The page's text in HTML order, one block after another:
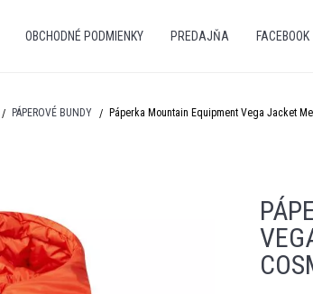
OBCHODNÉ PODMIENKY PREDAJŇA FACEBOOK
PÁPEROVÉ BUNDY Páperka Mountain Equipment Vega Jacket